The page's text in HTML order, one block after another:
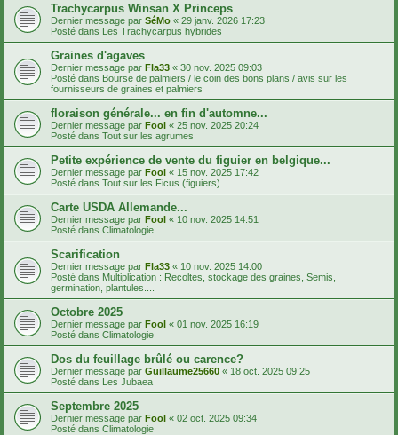
Trachycarpus Winsan X Princeps
Dernier message par SéMo « 29 janv. 2026 17:23
Posté dans Les Trachycarpus hybrides
Graines d'agaves
Dernier message par Fla33 « 30 nov. 2025 09:03
Posté dans Bourse de palmiers / le coin des bons plans / avis sur les
fournisseurs de graines et palmiers
floraison générale... en fin d'automne...
Dernier message par Fool « 25 nov. 2025 20:24
Posté dans Tout sur les agrumes
Petite expérience de vente du figuier en belgique...
Dernier message par Fool « 15 nov. 2025 17:42
Posté dans Tout sur les Ficus (figuiers)
Carte USDA Allemande...
Dernier message par Fool « 10 nov. 2025 14:51
Posté dans Climatologie
Scarification
Dernier message par Fla33 « 10 nov. 2025 14:00
Posté dans Multiplication : Recoltes, stockage des graines, Semis,
germination, plantules....
Octobre 2025
Dernier message par Fool « 01 nov. 2025 16:19
Posté dans Climatologie
Dos du feuillage brûlé ou carence?
Dernier message par Guillaume25660 « 18 oct. 2025 09:25
Posté dans Les Jubaea
Septembre 2025
Dernier message par Fool « 02 oct. 2025 09:34
Posté dans Climatologie